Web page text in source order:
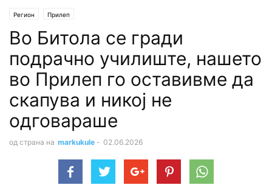
Регион Прилеп
Во Битола се гради
подрачно училиште, нашето
во Прилеп го оставивме да
скапува и никој не
одговараше
од страна на markukule - 02.06.2026